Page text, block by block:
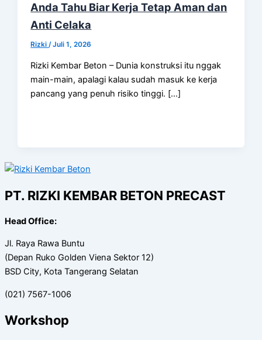
Anda Tahu Biar Kerja Tetap Aman dan
Anti Celaka
Rizki/Juli 1, 2026
Rizki Kembar Beton – Dunia konstruksi itu nggak
main-main, apalagi kalau sudah masuk ke kerja
pancang yang penuh risiko tinggi. […]
PT. RIZKI KEMBAR BETON PRECAST
Head Office:
Jl. Raya Rawa Buntu
(Depan Ruko Golden Viena Sektor 12)
BSD City, Kota Tangerang Selatan
(021) 7567-1006
Workshop